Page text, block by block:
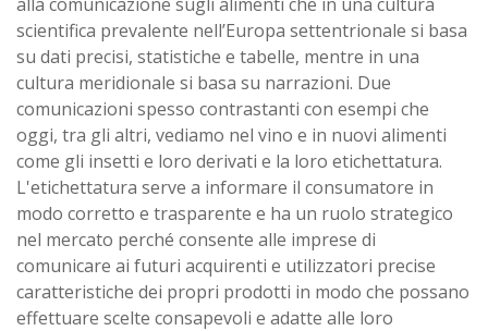
scientifica prevalente nell’Europa settentrionale si basa
su dati precisi, statistiche e tabelle, mentre in una
cultura meridionale si basa su narrazioni. Due
comunicazioni spesso contrastanti con esempi che
oggi, tra gli altri, vediamo nel vino e in nuovi alimenti
come gli insetti e loro derivati e la loro etichettatura.
L'etichettatura serve a informare il consumatore in
modo corretto e trasparente e ha un ruolo strategico
nel mercato perché consente alle imprese di
comunicare ai futuri acquirenti e utilizzatori precise
caratteristiche dei propri prodotti in modo che possano
effettuare scelte consapevoli e adatte alle loro